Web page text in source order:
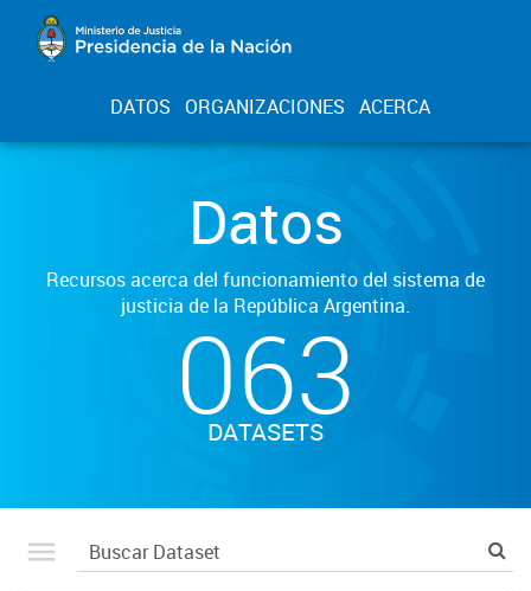
DATOS ORGANIZACIONES ACERCA
Datos
Recursos acerca del funcionamiento del sistema de
justicia de la República Argentina.
063
DATASETS